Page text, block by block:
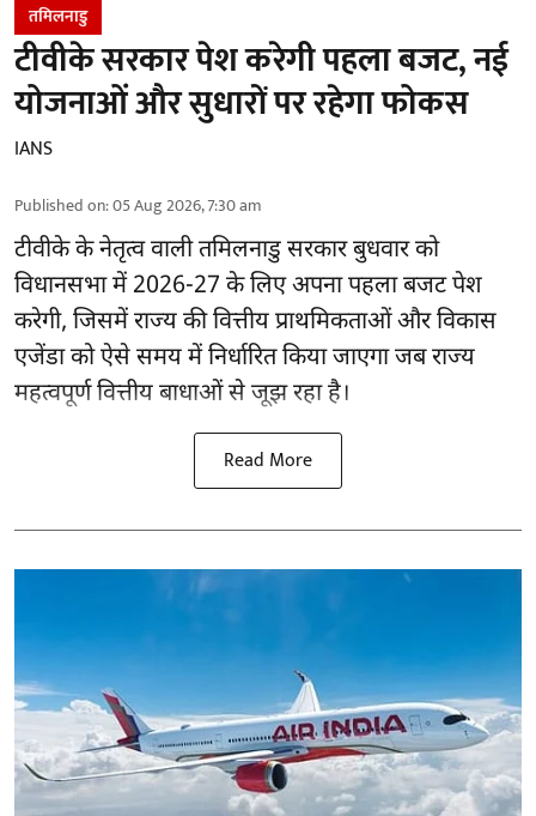
तमिलनाडु
टीवीके सरकार पेश करेगी पहला बजट, नई
योजनाओं और सुधारों पर रहेगा फोकस
IANS
Published on:05 Aug 2026, 7:30 am
टीवीके के नेतृत्व वालीतमिलनाडु सरकारबुधवार को
विधानसभा में 2026-27 के लिए अपना पहला बजट पेश
करेगी, जिसमें राज्य की वित्तीय प्राथमिकताओं और विकास
एजेंडा को ऐसे समय में निर्धारित किया जाएगा जब राज्य
महत्वपूर्ण वित्तीय बाधाओं से जूझ रहा है।
Read More